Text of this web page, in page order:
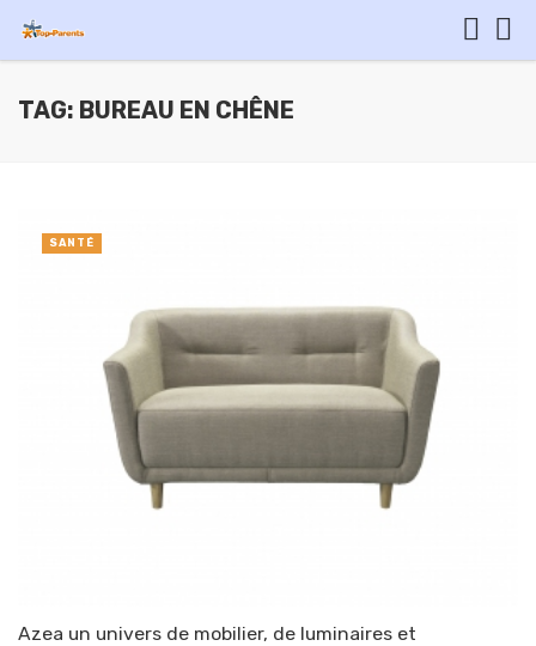
TAG: BUREAU EN CHÊNE
Azea un univers de mobilier, de luminaires et
SANTÉ